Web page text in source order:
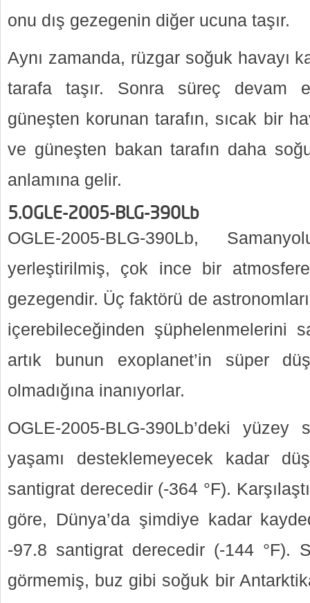
onu dış gezegenin diğer ucuna taşır.
Aynı zamanda, rüzgar soğuk havayı
tarafa taşır. Sonra süreç devam
güneşten korunan tarafın, sıcak bir
ve güneşten bakan tarafın daha
anlamına gelir.
5.OGLE-2005-BLG-390Lb
OGLE-2005-BLG-390Lb,
yerleştirilmiş, çok ince bir
gezegendir. Üç faktörü de
içerebileceğinden şüphelenmelerini
artık bunun exoplanet’in süper
olmadığına inanıyorlar.
OGLE-2005-BLG-390Lb’deki yüzey
yaşamı desteklemeyecek kadar
santigrat derecedir (-364 °F).
göre, Dünya’da şimdiye kadar
-97.8 santigrat derecedir (-144 °F).
görmemiş, buz gibi soğuk bir